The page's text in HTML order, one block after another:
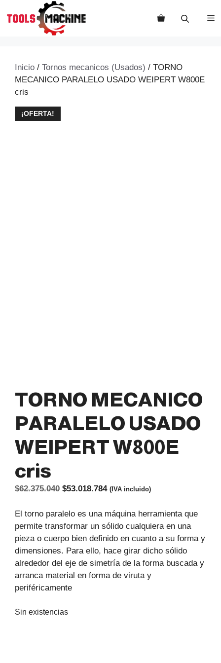
Inicio / Tornos mecanicos (Usados) / TORNO
MECANICO PARALELO USADO WEIPERT W800E
cris
¡OFERTA!
TORNO MECANICO
PARALELO USADO
WEIPERT W800E
cris
$62.375.040 El
original
era:
$62.375.040.
$53.018.784El
actual
es:
$53.018.784.
(IVA incluido)
El torno paralelo es una máquina herramienta que
permite transformar un sólido cualquiera en una
pieza o cuerpo bien definido en cuanto a su forma y
dimensiones. Para ello, hace girar dicho sólido
alrededor del eje de simetría de la forma buscada y
arranca material en forma de viruta y
periféricamente
Sin existencias